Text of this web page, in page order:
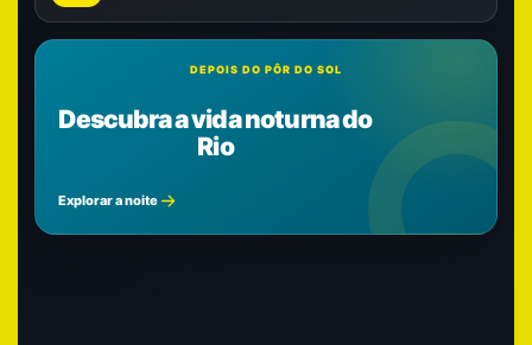
DEPOIS DO PÔR DO SOL
Descubra a vida noturna do
Rio
Explorar a noite